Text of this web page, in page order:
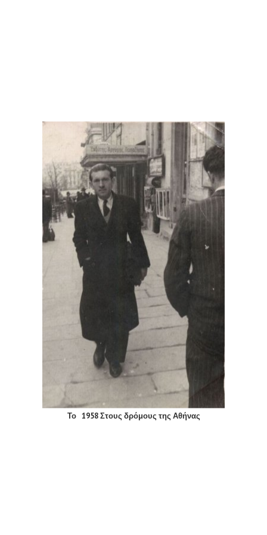
Το 1958 Στους δρόμους της Αθήνας